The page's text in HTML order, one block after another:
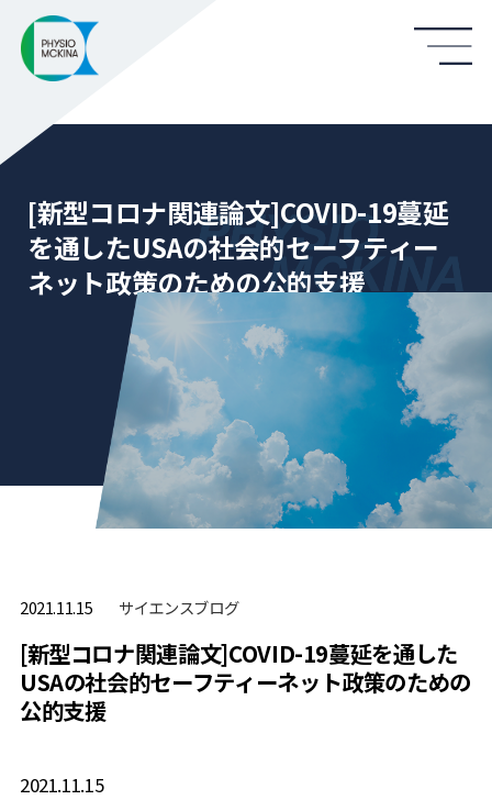
[新型コロナ関連論文]COVID-19蔓延
を通したUSAの社会的セーフティー
ネット政策のための公的支援
2021.11.15 サイエンスブログ
[新型コロナ関連論文]COVID-19蔓延を通した
USAの社会的セーフティーネット政策のための
公的支援
2021.11.15